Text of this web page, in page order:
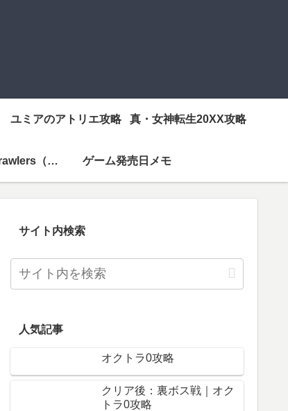
ユミアのアトリエ攻略 真・女神転生20XX攻略
Vampire Crawlers（ヴァンクロ）攻略 ゲーム発売日メモ
サイト内検索
人気記事
オクトラ0攻略
クリア後：裏ボス戦｜オク
トラ0攻略